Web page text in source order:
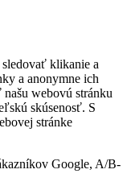
klikanie a
a anonymne ich
webovú stránku
skúsenosť. S
stránke
Google, A/B-